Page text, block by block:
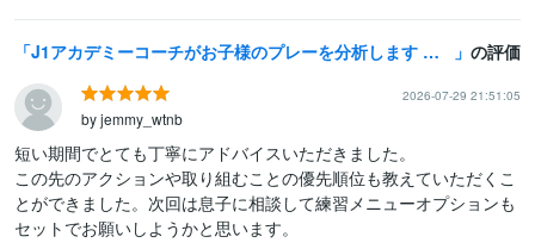
J1アカデミーコーチがお子様のプレーを分析します 現役J1アカデミーコーチが贈る！プロの視点で徹底分析 の評価
2026-07-29 21:51:05
by jemmy_wtnb
短い期間でとても丁寧にアドバイスいただきました。
この先のアクションや取り組むことの優先順位も教えていただくこ
とができました。次回は息子に相談して練習メニューオプションも
セットでお願いしようかと思います。